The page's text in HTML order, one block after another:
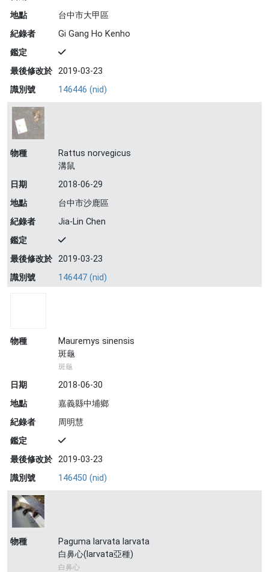
地點
台中市大甲區
紀錄者
Gi Gang Ho Kenho
鑑定
最後修改於 2019-03-23
識別號
146446 (nid)
物種
Rattus norvegicus
溝鼠
日期
2018-06-29
地點
台中市沙鹿區
紀錄者
Jia-Lin Chen
鑑定
最後修改於 2019-03-23
識別號
146447 (nid)
物種
Mauremys sinensis
斑龜
斑龜
日期
2018-06-30
地點
嘉義縣中埔鄉
紀錄者
周明慧
鑑定
最後修改於 2019-03-23
識別號
146450 (nid)
物種
Paguma larvata larvata
白鼻心(larvata亞種)
白鼻心